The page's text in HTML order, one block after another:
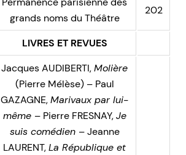
grands noms du Théâtre
202
LIVRES ET REVUES
Jacques AUDIBERTI,Molière
(Pierre Mélèse) – Paul
GAZAGNE,Marivaux par lui-
même – Pierre FRESNAY,Je
suis comédien – Jeanne
LAURENT,La République et